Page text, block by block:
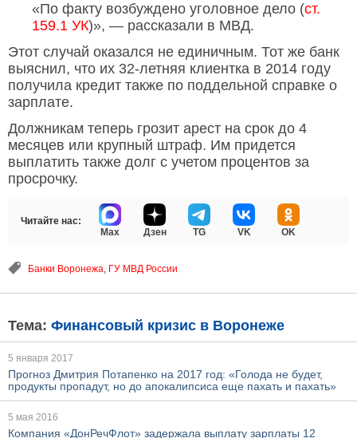
«По факту возбуждено уголовное дело (ст.
159.1 УК)», — рассказали в МВД.
Этот случай оказался не единичным. Тот же банк
выяснил, что их 32-летняя клиентка в 2014 году
получила кредит также по поддельной справке о
зарплате.
Должникам теперь грозит арест на срок до 4
месяцев или крупный штраф. Им придется
выплатить также долг с учетом процентов за
просрочку.
Читайте нас:
Max
Дзен TG VK OK
Банки Воронежа, ГУ МВД России
Тема: Финансовый кризис в Воронеже
5 января 2017
Прогноз Дмитрия Потапенко на 2017 год: «Голода не будет,
продукты пропадут, но до апокалипсиса еще пахать и пахать»
5 мая 2016
Компания «ДонРечФлот» задержала выплату зарплаты 12